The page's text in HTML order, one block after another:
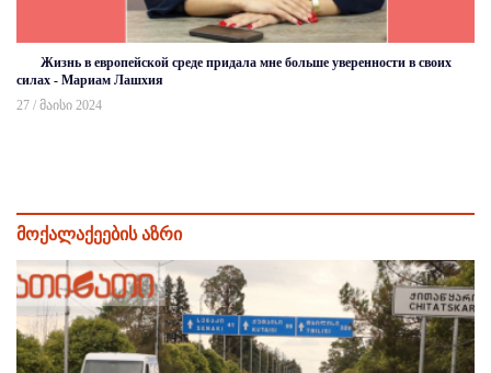
Жизнь в европейской среде придала мне больше уверенности в своих
силах - Мариам Лашхия
27 / მაისი 2024
მოქალაქეების აზრი